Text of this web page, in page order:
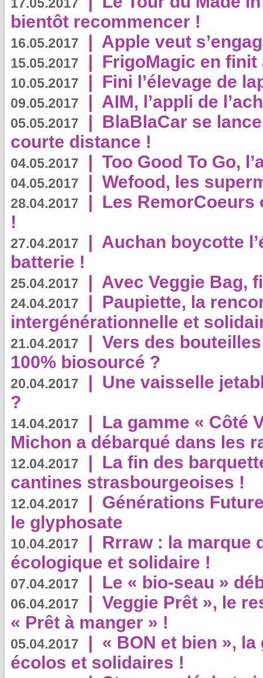
bientôt recommencer !
16.05.2017 | Apple veut
15.05.2017 | FrigoMagic en
10.05.2017 | Fini l’élevage de
09.05.2017 | AIM, l’appli de
05.05.2017 | BlaBlaCar se
courte distance !
04.05.2017 | Too Good To Go,
04.05.2017 | Wefood, les
28.04.2017 | Les RemorCoeurs
!
27.04.2017 | Auchan boycotte
batterie !
25.04.2017 | Avec Veggie Bag,
24.04.2017 | Paupiette, la
intergénérationnelle et
21.04.2017 | Vers des
100% biosourcé ?
20.04.2017 | Une vaisselle
?
14.04.2017 | La gamme « Côté
Michon a débarqué dans les
12.04.2017 | La fin des
cantines strasbourgeoises !
12.04.2017 | Générations
le glyphosate
10.04.2017 | Rrraw : la marque
écologique et solidaire !
07.04.2017 | Le « bio-seau »
06.04.2017 | Veggie Prêt », le
« Prêt à manger » !
05.04.2017 | « BON et bien »,
écolos et solidaires !